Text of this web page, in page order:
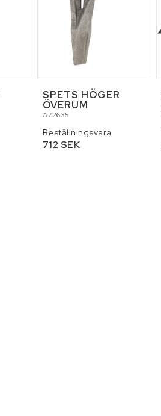
SPETS HÖGER
ÖVERUM
A72635
Beställningsvara
712 SEK